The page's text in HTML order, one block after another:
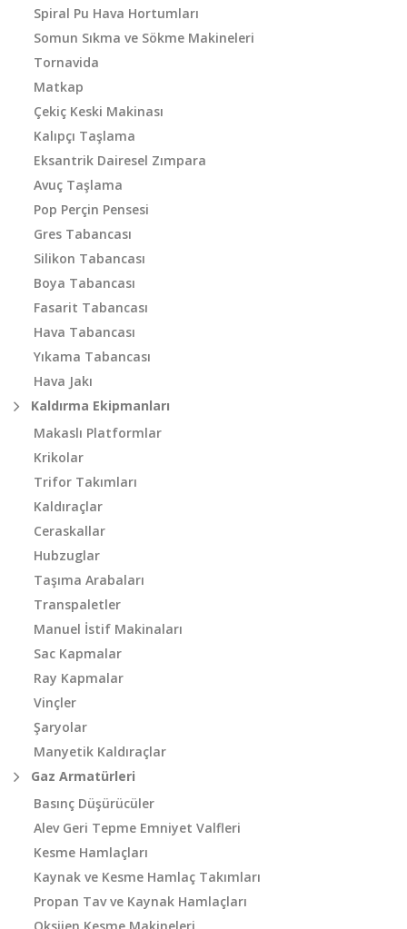
Spiral Pu Hava Hortumları
Somun Sıkma ve Sökme Makineleri
Tornavida
Matkap
Çekiç Keski Makinası
Kalıpçı Taşlama
Eksantrik Dairesel Zımpara
Avuç Taşlama
Pop Perçin Pensesi
Gres Tabancası
Silikon Tabancası
Boya Tabancası
Fasarit Tabancası
Hava Tabancası
Yıkama Tabancası
Hava Jakı
Kaldırma Ekipmanları
Makaslı Platformlar
Krikolar
Trifor Takımları
Kaldıraçlar
Ceraskallar
Hubzuglar
Taşıma Arabaları
Transpaletler
Manuel İstif Makinaları
Sac Kapmalar
Ray Kapmalar
Vinçler
Şaryolar
Manyetik Kaldıraçlar
Gaz Armatürleri
Basınç Düşürücüler
Alev Geri Tepme Emniyet Valfleri
Kesme Hamlaçları
Kaynak ve Kesme Hamlaç Takımları
Propan Tav ve Kaynak Hamlaçları